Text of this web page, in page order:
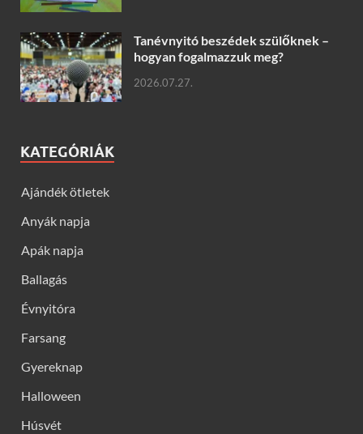
Tanévnyitó beszédek szülőknek –
hogyan fogalmazzuk meg?
2026.07.27.
KATEGÓRIÁK
Ajándék ötletek
Anyák napja
Apák napja
Ballagás
Évnyitóra
Farsang
Gyereknap
Halloween
Húsvét